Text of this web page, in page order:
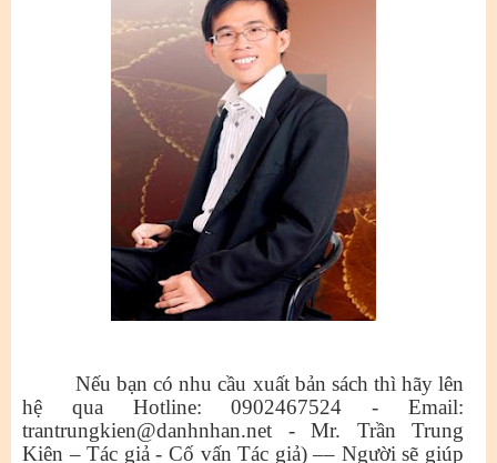
Nếu bạn có nhu cầu xuất bản sách thì hãy lên
hệ qua Hotline: 0902467524 - Email:
trantrungkien@danhnhan.net - Mr. Trần Trung
Kiên – Tác giả - Cố vấn Tác giả) –– Người sẽ giúp